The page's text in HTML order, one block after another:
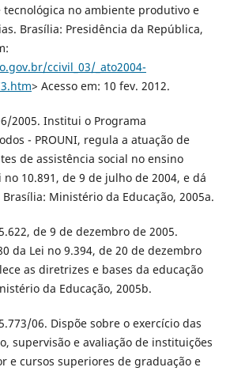
no ambiente produtivo e
Brasília: Presidência da República,
ccivil_03/_ato2004-
> Acesso em: 10 fev. 2012.
2005. Institui o Programa
- PROUNI, regula a atuação de
de assistência social no ensino
10.891, de 9 de julho de 2004, e dá
Ministério da Educação, 2005a.
5.622, de 9 de dezembro de 2005.
da Lei no 9.394, de 20 de dezembro
as diretrizes e bases da educação
da Educação, 2005b.
5.773/06. Dispõe sobre o exercício das
supervisão e avaliação de instituições
e cursos superiores de graduação e